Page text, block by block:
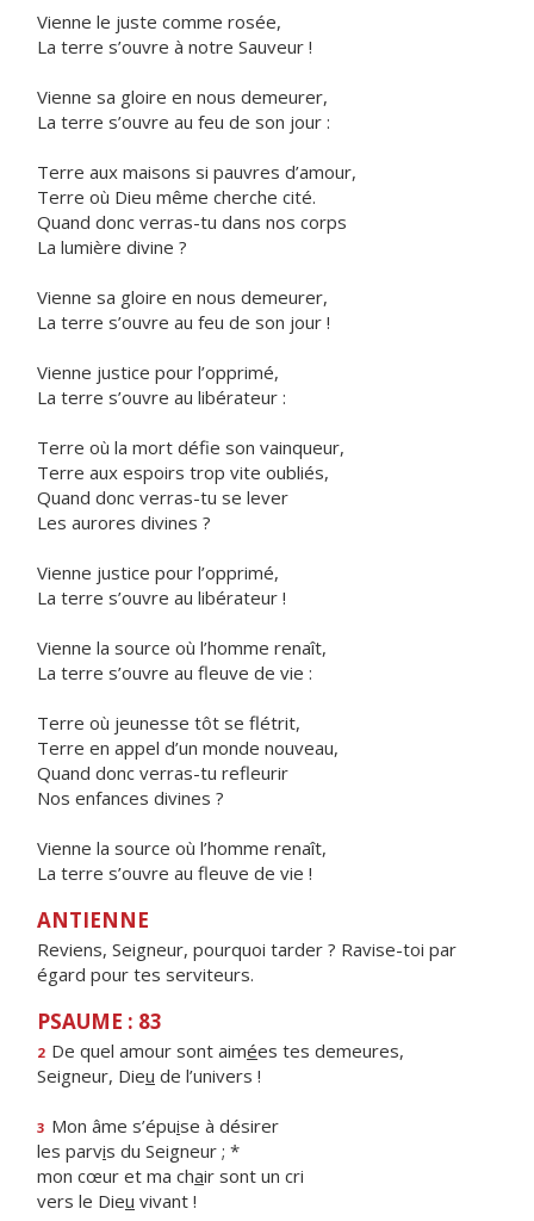
Vienne le juste comme rosée,
La terre s’ouvre à notre Sauveur !
Vienne sa gloire en nous demeurer,
La terre s’ouvre au feu de son jour :
Terre aux maisons si pauvres d’amour,
Terre où Dieu même cherche cité.
Quand donc verras-tu dans nos corps
La lumière divine ?
Vienne sa gloire en nous demeurer,
La terre s’ouvre au feu de son jour !
Vienne justice pour l’opprimé,
La terre s’ouvre au libérateur :
Terre où la mort défie son vainqueur,
Terre aux espoirs trop vite oubliés,
Quand donc verras-tu se lever
Les aurores divines ?
Vienne justice pour l’opprimé,
La terre s’ouvre au libérateur !
Vienne la source où l’homme renaît,
La terre s’ouvre au fleuve de vie :
Terre où jeunesse tôt se flétrit,
Terre en appel d’un monde nouveau,
Quand donc verras-tu refleurir
Nos enfances divines ?
Vienne la source où l’homme renaît,
La terre s’ouvre au fleuve de vie !
ANTIENNE
Reviens, Seigneur, pourquoi tarder ? Ravise-toi par
égard pour tes serviteurs.
PSAUME : 83
2 De quel amour sont aimées tes demeures,
Seigneur, Dieu de l’univers !
3 Mon âme s’épuise à désirer
les parvis du Seigneur ; *
mon cœur et ma chair sont un cri
vers le Dieu vivant !